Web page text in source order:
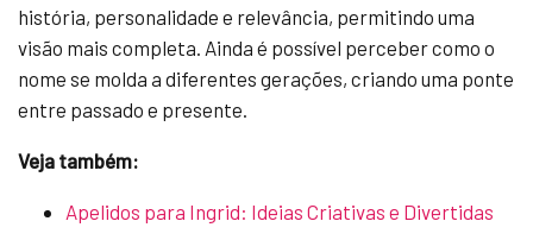
história, personalidade e relevância, permitindo uma
visão mais completa. Ainda é possível perceber como o
nome se molda a diferentes gerações, criando uma ponte
entre passado e presente.
Veja também:
Apelidos para Ingrid: Ideias Criativas e Divertidas